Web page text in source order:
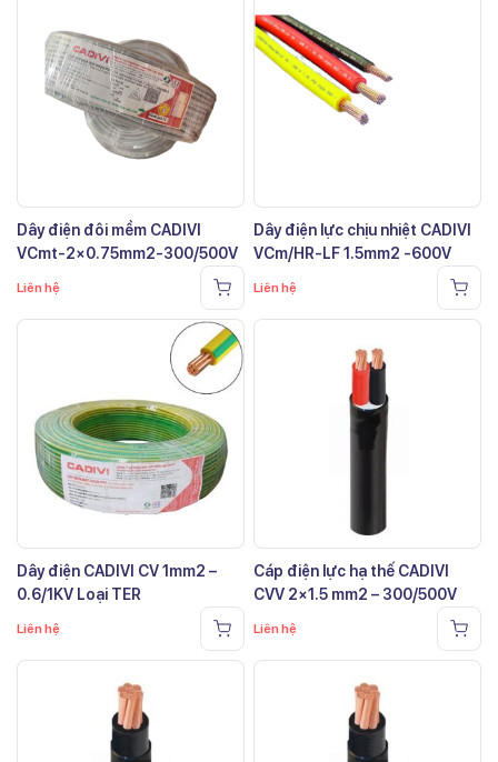
Dây điện đôi mềm CADIVI
VCmt-2×0.75mm2-300/500V
Liên hệ
Dây điện lực chịu nhiệt CADIVI
VCm/HR-LF 1.5mm2 -600V
Liên hệ
Dây điện CADIVI CV 1mm2 –
0.6/1KV Loại TER
Liên hệ
Cáp điện lực hạ thế CADIVI
CVV 2×1.5 mm2 – 300/500V
Liên hệ